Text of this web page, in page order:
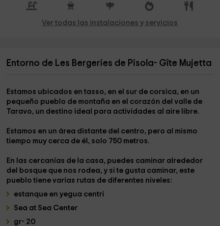
Ver todas las instalaciones y servicios
Entorno de Les Bergeries de Pisola- Gîte Mujetta
Estamos ubicados entasso, en el sur de corsica, en un
pequeño pueblo de montaña en el corazón del valle de
Taravo, un destino ideal para actividades al aire libre.
Estamos en un área distante del centro, pero al mismo
tiempo muy cerca de él, solo 750 metros.
En las cercanías de la casa, puedes caminar alrededor
del bosque que nos rodea, y si te gusta caminar, este
pueblo tiene varias rutas de diferentes niveles:
estanque en yegua centri
Sea at Sea Center
gr- 20